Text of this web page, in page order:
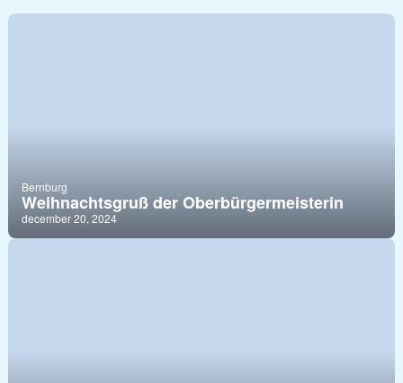
Bernburg
Weihnachtsgruß der Oberbürgermeisterin
december 20, 2024